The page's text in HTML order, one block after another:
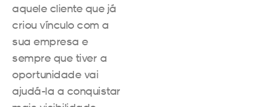
aquele cliente que já
criou vínculo com a
sua empresa e
sempre que tiver a
oportunidade vai
ajudá-la a conquistar